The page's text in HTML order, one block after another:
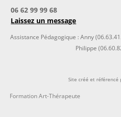
06 62 99 99 68
Laissez un message
Assistance Pédagogique : Anny
Philippe
Site créé et référencé
Formation Art-Thérapeute